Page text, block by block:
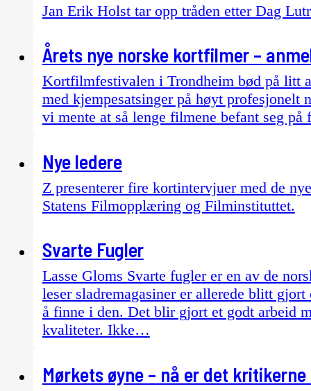
Jan Erik Holst tar opp tråden etter Dag
Årets nye norske kortfilmer –
Kortfilmfestivalen i Trondheim bød på litt
med kjempesatsinger på høyt profesjonelt
vi mente at så lenge filmene befant seg
Nye ledere
Z presenterer fire kortintervjuer med de
Statens Filmopplæring og Filminstituttet.
Svarte Fugler
Lasse Gloms Svarte fugler er en av de
leser sladremagasiner er allerede blitt
å finne i den. Det blir gjort et godt arbeid
kvaliteter. Ikke…
Mørkets øyne – nå er det